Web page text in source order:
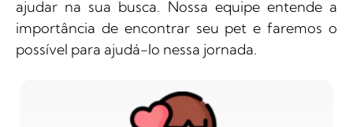
ajudar na sua busca. Nossa equipe entende a
importância de encontrar seu pet e faremos o
possível para ajudá-lo nessa jornada.